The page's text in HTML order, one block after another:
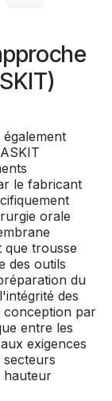
le fabricant
orale
que trousse
des outils
du
des
conception par
entre les
exigences
hauteur